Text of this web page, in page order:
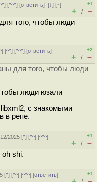
] [^^^] [ответить][↓] [↑]
+1
+ / –
того, чтобы люди
] [^^] [^^^] [ответить]
+2
+ / –
для того, чтобы люди
люди юзали
с знакомыми
в репе.
2025 [^] [^^] [^^^]
+1
+ / –
shi.
[^] [^^] [^^^] [ответить]
+1